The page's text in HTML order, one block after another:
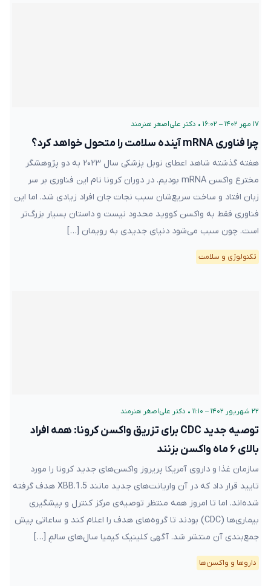
۱۷ مهر ۱۴۰۲ – ۱۶:۰۲ • دکتر علی‌اصغر هنرمند
چرا فناوری mRNA آینده سلامت را متحول خواهد کرد؟
هفته گذشته شاهد اعطای نوبل پزشکی سال ۲۰۲۳ به دو پژوهشگر
مخترع واکسن mRNA بودیم. در دوران کرونا نام این فناوری بر سر
زبان‌ افتاد و ساخت سریع‌شان سبب نجات جان افراد زیادی شد. اما این
فناوری فقط به واکسن کووید محدود نیست و داستان بسیار بزرگ‌تر
است. چون سبب می‌شود دنیای جدیدی به رویمان […]
تکنولوژی و سلامت
۲۲ شهریور ۱۴۰۲ – ۱۱:۱۰ • دکتر علی‌اصغر هنرمند
توصیه جدید CDC برای تزریق واکسن کرونا: همه افراد
بالای ۶ ماه واکسن بزنند
سازمان غذا و داروی آمریکا پریروز واکسن‌های جدید کرونا را مورد
تایید قرار داد که در آن واریانت‌های جدید مانند XBB.1.5 هدف گرفته
شده‌اند. اما تا امروز همه منتظر توصیه‌ی مرکز کنترل و پیشگیری
بیماری‌ها (CDC) بودند تا گروه‌های هدف را اعلام کند و ساعاتی پیش
جمع‌بندی آن منتشر شد. آگهی کلینیک کیمیا سال‌های سالمِ […]
دارو‌ها و واکسن‌ها